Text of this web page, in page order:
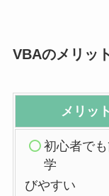
VBAのメリッ
メリット
初心者で
学
びやすい